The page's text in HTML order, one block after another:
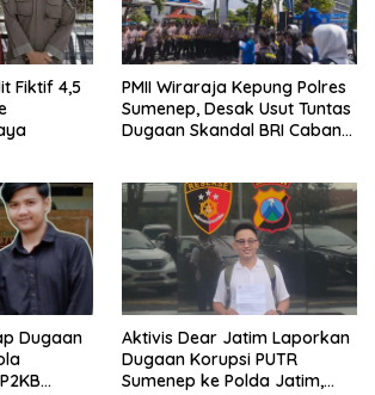
Fiktif 4,5
PMII Wiraraja Kepung Polres
Sumenep, Desak Usut Tuntas
Dugaan Skandal BRI Cabang
Dugaan
Aktivis Dear Jatim Laporkan
Dugaan Korupsi PUTR
Sumenep ke Polda Jatim,